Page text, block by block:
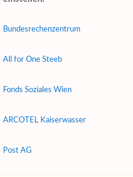
Bundesrechenzentrum
All for One Steeb
Fonds Soziales Wien
ARCOTEL Kaiserwasser
Post AG